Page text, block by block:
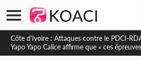
Côte d'Ivoire : Attaques contre le PDCI-
Yapo Yapo Calice affirme que « ces
renforcer notre résilience »